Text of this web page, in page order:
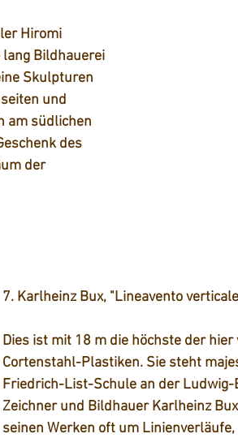
Hiromi
Bildhauerei
Skulpturen
und
am südlichen
des
der
7. Karlheinz Bux, "Lineavento
Dies ist mit 18 m die höchste der
Cortenstahl-Plastiken. Sie steht
Friedrich-List-Schule an der Ludwig-
Zeichner und Bildhauer Karlheinz
seinen Werken oft um